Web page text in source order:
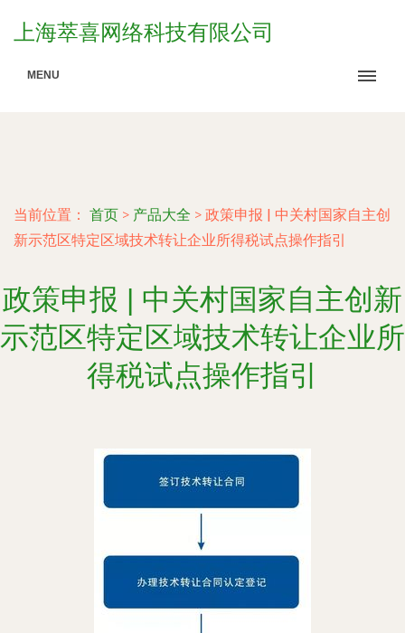
上海萃喜网络科技有限公司
MENU
当前位置： 首页 > 产品大全 > 政策申报 | 中关村国家自主创
新示范区特定区域技术转让企业所得税试点操作指引
政策申报 | 中关村国家自主创新
示范区特定区域技术转让企业所
得税试点操作指引